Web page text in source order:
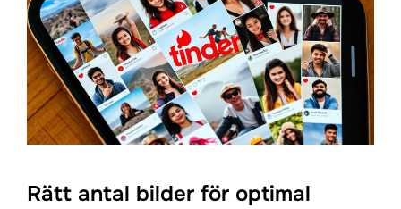
Rätt antal bilder för optimal